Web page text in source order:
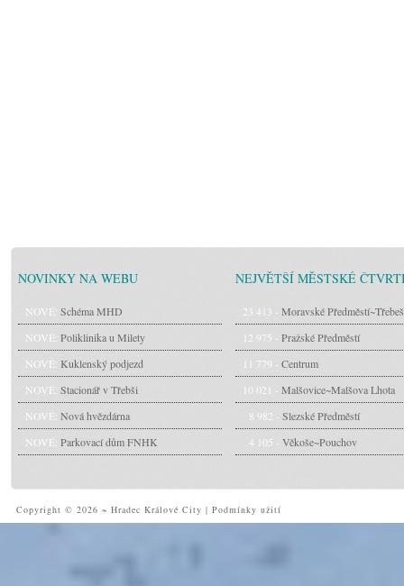
NOVINKY NA WEBU
NOVÉ: Schéma MHD
NOVÉ: Poliklinika u Milety
NOVÉ: Kuklenský podjezd
NOVÉ: Stacionář v Třebši
NOVÉ: Nová hvězdárna
NOVÉ: Parkovací dům FNHK
NEJVĚTŠÍ MĚSTSKÉ
23 413 - Moravské Předměstí~Třebeš
12 975 - Pražské Předměstí
11 779 - Centrum
10 021 - Malšovice~Malšova Lhota
8 982 - Slezské Předměstí
4 105 - Věkoše~Pouchov
Copyright © 2026 ~ Hradec Králové City | Podmínky užití